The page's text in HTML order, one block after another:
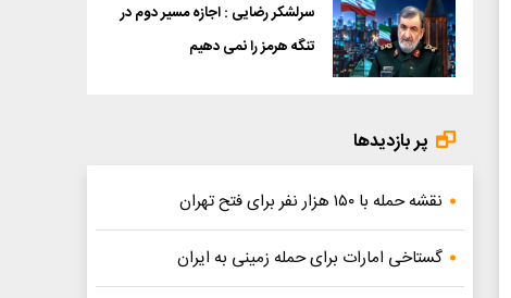
سرلشکر رضایی : اجازه مسیر دوم در
تنگه هرمز را نمی دهیم
پر بازدیدها
نقشه حمله با ۱۵۰ هزار نفر برای فتح تهران
گستاخی امارات برای حمله زمینی به ایران